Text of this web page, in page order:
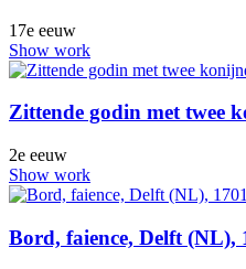
17e eeuw
Show work
Zittende godin met twee
2e eeuw
Show work
Bord, faience, Delft (NL),